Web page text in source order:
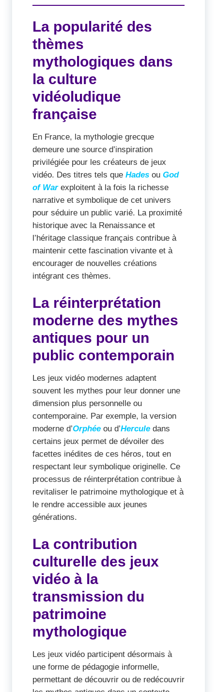
La popularité des
thèmes
mythologiques dans
la culture
vidéoludique
française
En France, la mythologie grecque
demeure une source d’inspiration
privilégiée pour les créateurs de jeux
vidéo. Des titres tels que Hades ou God
of Warexploitent à la fois la richesse
narrative et symbolique de cet univers
pour séduire un public varié. La proximité
historique avec la Renaissance et
l’héritage classique français contribue à
maintenir cette fascination vivante et à
encourager de nouvelles créations
intégrant ces thèmes.
La réinterprétation
moderne des mythes
antiques pour un
public contemporain
Les jeux vidéo modernes adaptent
souvent les mythes pour leur donner une
dimension plus personnelle ou
contemporaine. Par exemple, la version
moderne d’Orphée ou d’Hercule dans
certains jeux permet de dévoiler des
facettes inédites de ces héros, tout en
respectant leur symbolique originelle. Ce
processus de réinterprétation contribue à
revitaliser le patrimoine mythologique et à
le rendre accessible aux jeunes
générations.
La contribution
culturelle des jeux
vidéo à la
transmission du
patrimoine
mythologique
Les jeux vidéo participent désormais à
une forme de pédagogie informelle,
permettant de découvrir ou de redécouvrir